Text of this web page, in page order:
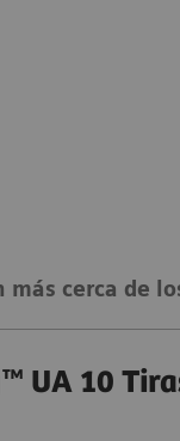
más cerca de
UA 10